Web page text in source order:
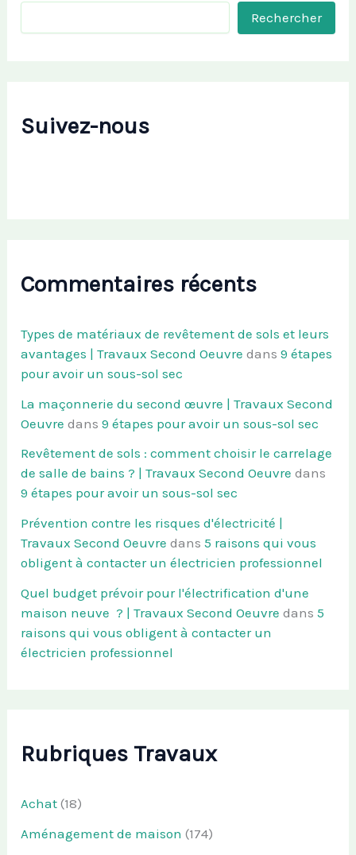
Rechercher
Suivez-nous
Commentaires récents
Types de matériaux de revêtement de sols et leurs
avantages | Travaux Second Oeuvre dans9 étapes
pour avoir un sous-sol sec
La maçonnerie du second œuvre | Travaux Second
Oeuvre dans9 étapes pour avoir un sous-sol sec
Revêtement de sols : comment choisir le carrelage
de salle de bains ? | Travaux Second Oeuvre dans
9 étapes pour avoir un sous-sol sec
Prévention contre les risques d'électricité |
Travaux Second Oeuvre dans5 raisons qui vous
obligent à contacter un électricien professionnel
Quel budget prévoir pour l'électrification d'une
maison neuve ? | Travaux Second Oeuvre dans5
raisons qui vous obligent à contacter un
électricien professionnel
Rubriques Travaux
Achat (18)
Aménagement de maison (174)